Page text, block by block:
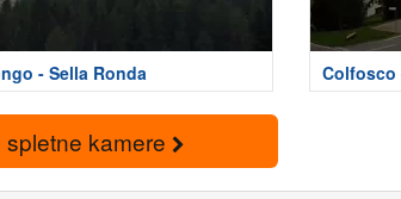
- Sella Ronda Colfosco
spletne kamere